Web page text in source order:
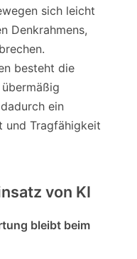
sich leicht
Denkrahmens,
besteht die
ein
und Tragfähigkeit
von KI
bleibt beim